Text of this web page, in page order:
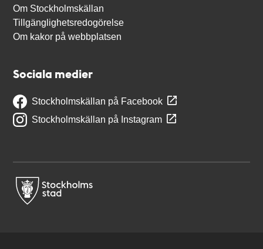
Om Stockholmskällan
Tillgänglighetsredogörelse
Om kakor på webbplatsen
Sociala medier
Stockholmskällan på Facebook
Stockholmskällan på Instagram